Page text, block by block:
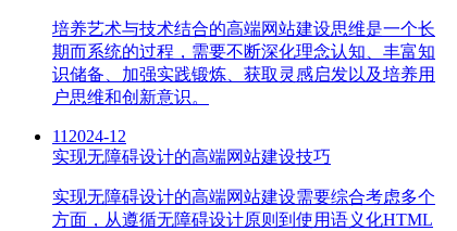
培养艺术与技术结合的高端网站建设思维是一个长
期而系统的过程，需要不断深化理念认知、丰富知
识储备、加强实践锻炼、获取灵感启发以及培养用
户思维和创新意识。
11 2024-12
实现无障碍设计的高端网站建设技巧
实现无障碍设计的高端网站建设需要综合考虑多个
方面，从遵循无障碍设计原则到使用语义化HTML